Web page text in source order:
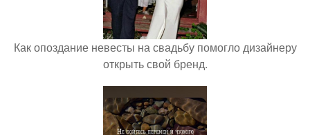
Как опоздание невесты на свадьбу помогло дизайнеру
открыть свой бренд.